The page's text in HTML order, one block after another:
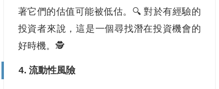
著它們的估值可能被低估。🔍 對於有經驗的
投資者來說，這是一個尋找潛在投資機會的
好時機。🕵️
4. 流動性風險